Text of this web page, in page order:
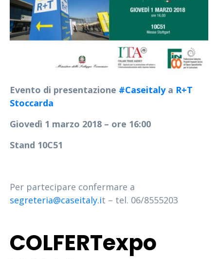
Evento di presentazione #Caseitalya R+T
Stoccarda
Giovedì 1 marzo 2018 – ore 16:00
Stand 10C51
Per partecipare confermare a
segreteria@caseitaly.it – tel. 06/8555203
COLFERTexpo